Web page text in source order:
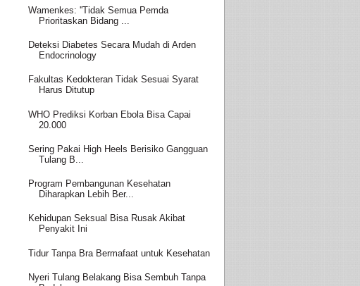
Wamenkes: ''Tidak Semua Pemda
Prioritaskan Bidang ...
Deteksi Diabetes Secara Mudah di Arden
Endocrinology
Fakultas Kedokteran Tidak Sesuai Syarat
Harus Ditutup
WHO Prediksi Korban Ebola Bisa Capai
20.000
Sering Pakai High Heels Berisiko Gangguan
Tulang B...
Program Pembangunan Kesehatan
Diharapkan Lebih Ber...
Kehidupan Seksual Bisa Rusak Akibat
Penyakit Ini
Tidur Tanpa Bra Bermafaat untuk Kesehatan
Nyeri Tulang Belakang Bisa Sembuh Tanpa